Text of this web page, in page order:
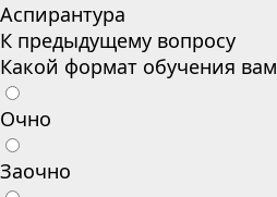
Аспирантура
К предыдущему вопросу
Какой формат обучения
Очно
Заочно